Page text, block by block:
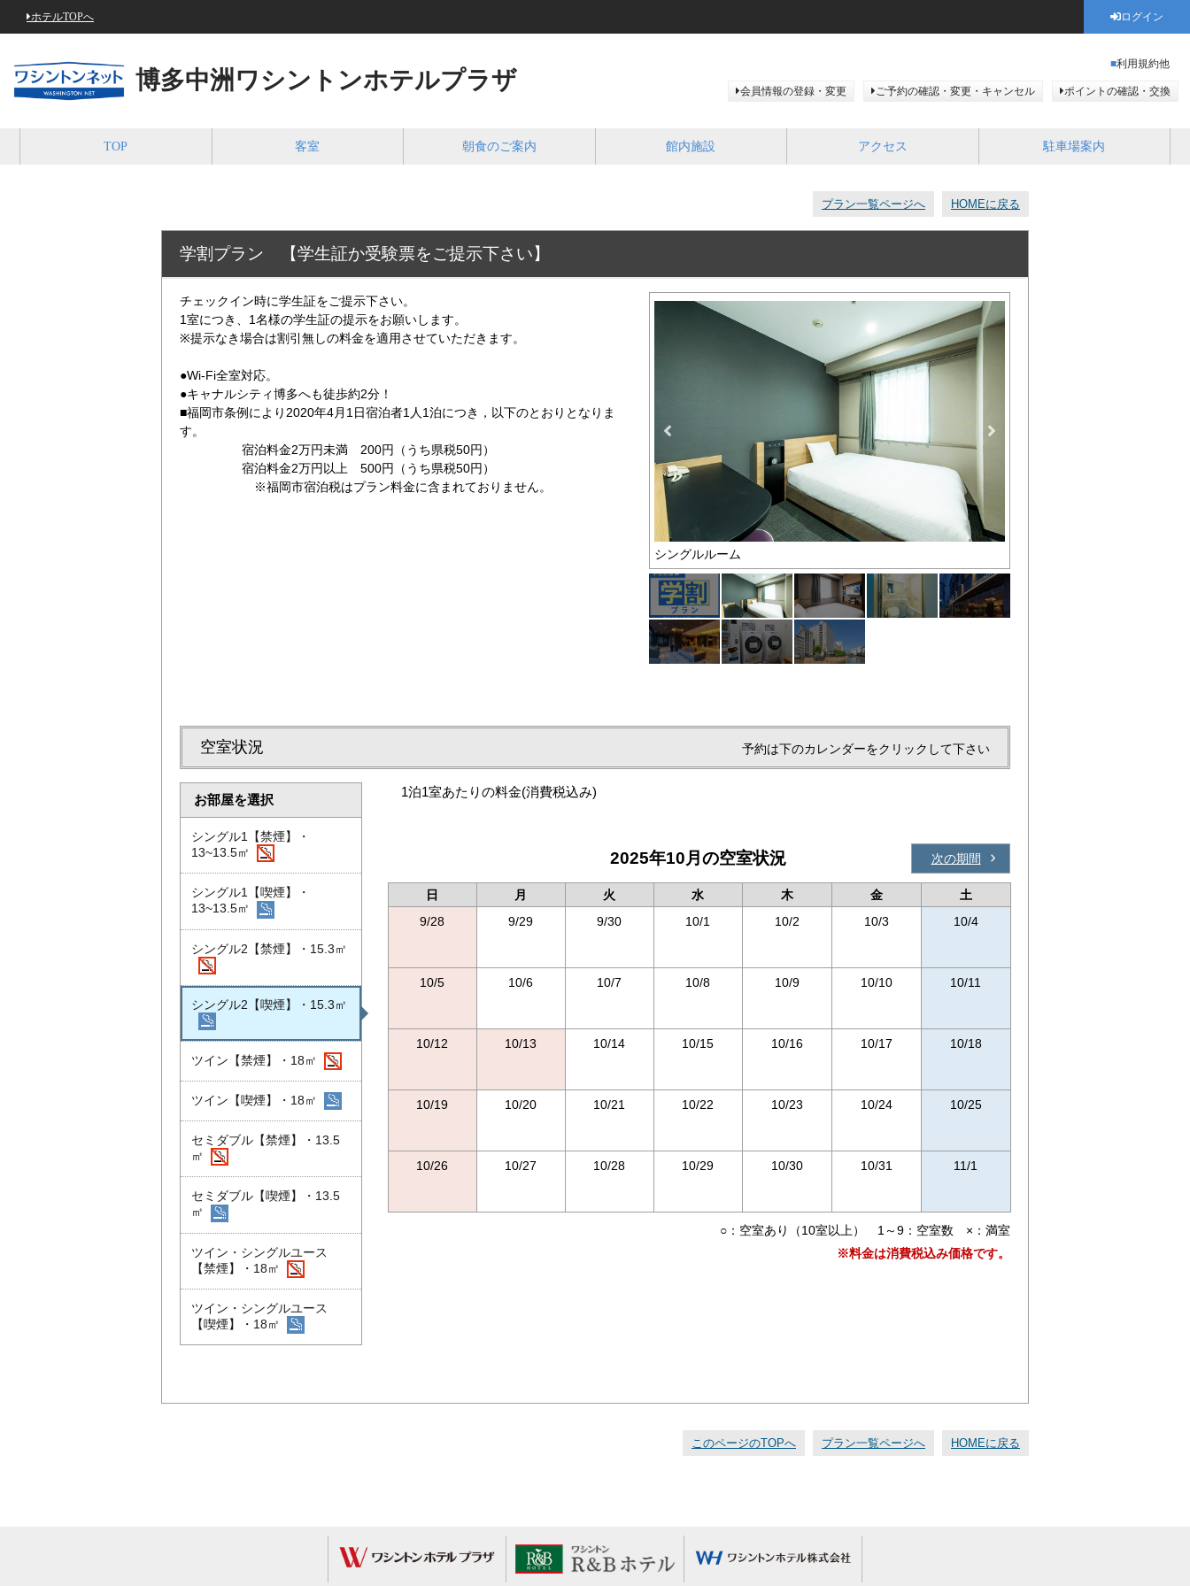
ホテルTOPへ ログイン
博多中洲ワシントンホテルプラザ
利用規約他
会員情報の登録・変更 ご予約の確認・変更・キャンセル ポイントの確認・交換
TOP 客室 朝食のご案内 館内施設 アクセス 駐車場案内
プラン一覧ページへ HOMEに戻る
学割プラン 【学生証か受験票をご提示下さい】
チェックイン時に学生証をご提示下さい。
1室につき、1名様の学生証の提示をお願いします。
※提示なき場合は割引無しの料金を適用させていただきます。
●Wi-Fi全室対応。
●キャナルシティ博多へも徒歩約2分！
■福岡市条例により2020年4月1日宿泊者1人1泊につき，以下のとおりとなりま
す。
宿泊料金2万円未満 200円（うち県税50円）
宿泊料金2万円以上 500円（うち県税50円）
※福岡市宿泊税はプラン料金に含まれておりません。
シングルルーム
空室状況 予約は下のカレンダーをクリックして下さい
お部屋を選択
シングル1【禁煙】・
13~13.5㎡
シングル1【喫煙】・
13~13.5㎡
シングル2【禁煙】・15.3㎡
シングル2【喫煙】・15.3㎡
ツイン【禁煙】・18㎡
ツイン【喫煙】・18㎡
セミダブル【禁煙】・13.5
㎡
セミダブル【喫煙】・13.5
㎡
ツイン・シングルユース
【禁煙】・18㎡
ツイン・シングルユース
【喫煙】・18㎡
1泊1室あたりの料金(消費税込み)
2025年10月の空室状況 次の期間
日 月 火 水 木 金
土
9/28
9/29 9/30 10/1 10/2 10/3 10/4
10/5 10/6 10/7 10/8 10/9 10/10 10/11
10/12 10/13 10/14 10/15 10/16 10/17 10/18
10/19 10/20 10/21 10/22 10/23 10/24 10/25
10/26 10/27 10/28 10/29 10/30 10/31 11/1
○：空室あり（10室以上） 1～9：空室数 ×：満室
※料金は消費税込み価格です。
このページのTOPへ プラン一覧ページへ HOMEに戻る